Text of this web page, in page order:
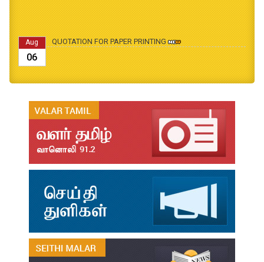
Aug
06
QUOTATION FOR PAPER PRINTING
Aug
04
B.Ed., M.Ed., Admission Date Extesion
Jul
31
தமிழ்க்கலை – தமிழியல் காலாண்டு ஆய்விதழ் - 2026
31
தமிழ்க்கலை – தமிழியல் காலாண்டு ஆய்விதழ் – 2025
Jul
31
தமிழ்க்கலை – தமிழியல் காலாண்டு ஆய்விதழ் – 2024